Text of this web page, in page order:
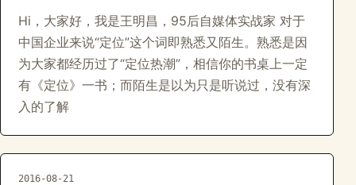
Hi，大家好，我是王明昌，95后自媒体实战家 对于
中国企业来说“定位”这个词即熟悉又陌生。熟悉是因
为大家都经历过了“定位热潮”，相信你的书桌上一定
有《定位》一书；而陌生是以为只是听说过，没有深
入的了解
2016-08-21